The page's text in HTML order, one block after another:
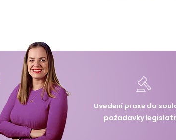
Uvedení praxe do
požadavky